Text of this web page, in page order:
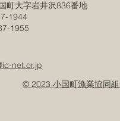
町大字岩井沢836番地
1944
net.or.jp
© 2023 小国町漁業協同